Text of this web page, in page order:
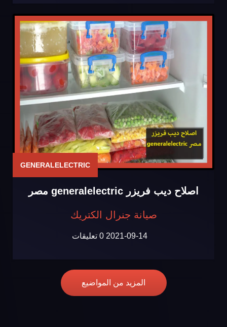
GENERALELECTRIC
اصلاح ديب فريزر generalelectric مصر
صيانة جنرال الكتريك
2021-09-14 0 تعليقات
المزيد من المواضيع